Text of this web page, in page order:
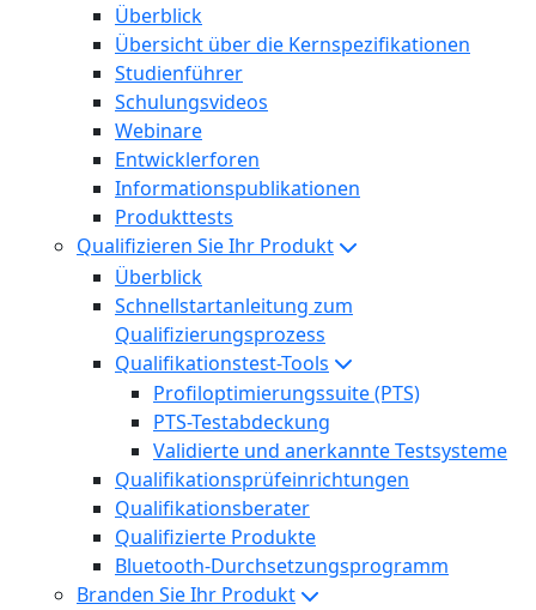
Überblick
Übersicht über die Kernspezifikationen
Studienführer
Schulungsvideos
Webinare
Entwicklerforen
Informationspublikationen
Produkttests
Qualifizieren Sie Ihr Produkt
Überblick
Schnellstartanleitung zum
Qualifizierungsprozess
Qualifikationstest-Tools
Profiloptimierungssuite (PTS)
PTS-Testabdeckung
Validierte und anerkannte Testsysteme
Qualifikationsprüfeinrichtungen
Qualifikationsberater
Qualifizierte Produkte
Bluetooth-Durchsetzungsprogramm
Branden Sie Ihr Produkt